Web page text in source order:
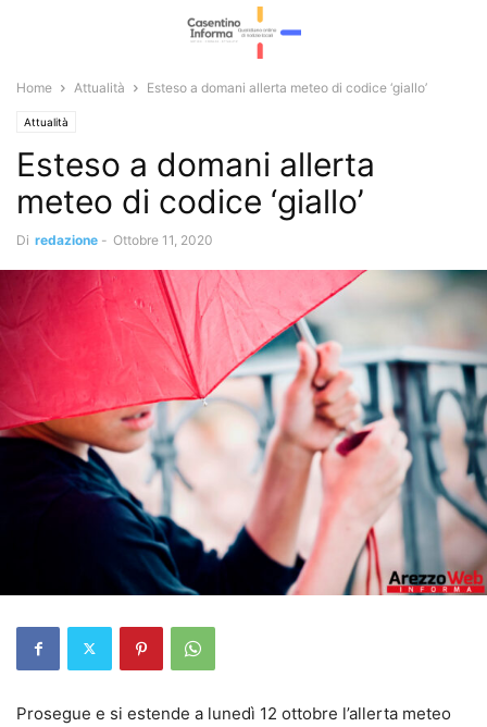
Home Attualità Esteso a domani allerta meteo di codice ‘giallo’
Attualità
Esteso a domani allerta
meteo di codice ‘giallo’
Di redazione - Ottobre 11, 2020
Prosegue e si estende a lunedì 12 ottobre l’allerta meteo